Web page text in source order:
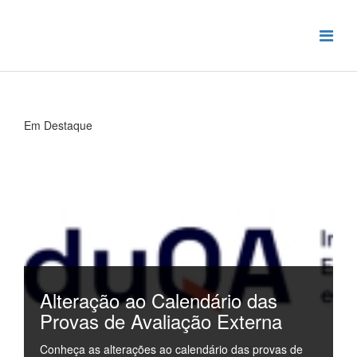
Em Destaque
Alteração ao Calendário das
Provas de Avaliação Externa
Conheça as alterações ao calendário das provas de